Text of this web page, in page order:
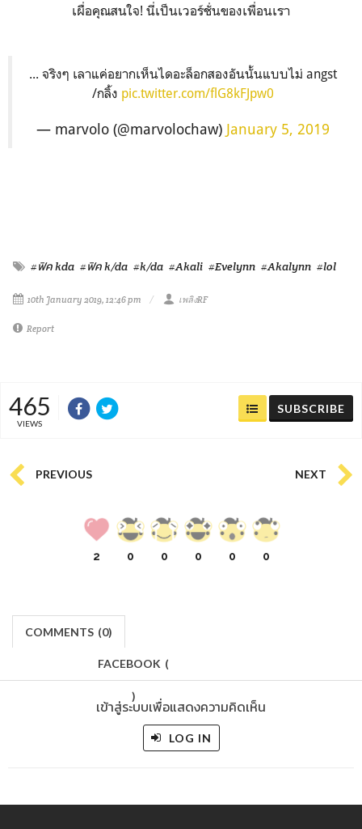
เผื่อคุณสนใจ! นี่เป็นเวอร์ชั่นของเพื่อนเรา
... จริงๆ เลาแค่อยากเห็นไดอะล็อกสองอันนั้นแบบไม่ angst
/กลิ้ง pic.twitter.com/flG8kFJpw0
— marvolo (@marvolochaw) January 5, 2019
#ฟิค kda #ฟิค k/da #k/da #Akali #Evelynn #Akalynn #lol
10th January 2019, 12:46 pm เพลิงRF
Report
465
VIEWS
SUBSCRIBE
PREVIOUS NEXT
2 0 0 0 0 0
COMMENTS (0)
FACEBOOK (
)
เข้าสู่ระบบเพื่อแสดงความคิดเห็น
LOG IN